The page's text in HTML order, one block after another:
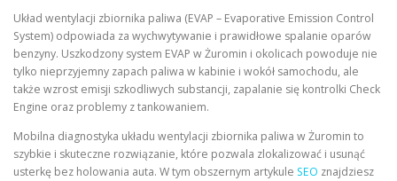
Układ wentylacji zbiornika paliwa (EVAP – Evaporative Emission Control
System) odpowiada za wychwytywanie i prawidłowe spalanie oparów
benzyny. Uszkodzony system EVAP w Żuromin i okolicach powoduje nie
tylko nieprzyjemny zapach paliwa w kabinie i wokół samochodu, ale
także wzrost emisji szkodliwych substancji, zapalanie się kontrolki Check
Engine oraz problemy z tankowaniem.
Mobilna diagnostyka układu wentylacji zbiornika paliwa w Żuromin to
szybkie i skuteczne rozwiązanie, które pozwala zlokalizować i usunąć
usterkę bez holowania auta. W tym obszernym artykule SEO znajdziesz